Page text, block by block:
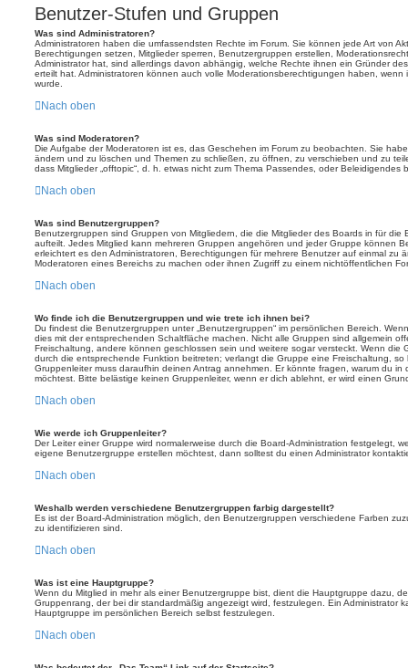
Benutzer-Stufen und Gruppen
Was sind Administratoren?
Administratoren haben die umfassendsten Rechte im Forum. Sie können jede Art von
Berechtigungen setzen, Mitglieder sperren, Benutzergruppen erstellen,
Administrator hat, sind allerdings davon abhängig, welche Rechte ihnen ein Gründer
erteilt hat. Administratoren können auch volle Moderationsberechtigungen haben,
wurde.
Nach oben
Was sind Moderatoren?
Die Aufgabe der Moderatoren ist es, das Geschehen im Forum zu beobachten. Sie
ändern und zu löschen und Themen zu schließen, zu öffnen, zu verschieben und zu
dass Mitglieder „offtopic“, d. h. etwas nicht zum Thema Passendes, oder Beleidigendes
Nach oben
Was sind Benutzergruppen?
Benutzergruppen sind Gruppen von Mitgliedern, die die Mitglieder des Boards in für die
aufteilt. Jedes Mitglied kann mehreren Gruppen angehören und jeder Gruppe können
erleichtert es den Administratoren, Berechtigungen für mehrere Benutzer auf einmal zu
Moderatoren eines Bereichs zu machen oder ihnen Zugriff zu einem nichtöffentlichen
Nach oben
Wo finde ich die Benutzergruppen und wie trete ich ihnen bei?
Du findest die Benutzergruppen unter „Benutzergruppen“ im persönlichen Bereich.
dies mit der entsprechenden Schaltfläche machen. Nicht alle Gruppen sind allgemein
Freischaltung, andere können geschlossen sein und weitere sogar versteckt. Wenn die
durch die entsprechende Funktion beitreten; verlangt die Gruppe eine Freischaltung,
Gruppenleiter muss daraufhin deinen Antrag annehmen. Er könnte fragen, warum du in
möchtest. Bitte belästige keinen Gruppenleiter, wenn er dich ablehnt, er wird einen
Nach oben
Wie werde ich Gruppenleiter?
Der Leiter einer Gruppe wird normalerweise durch die Board-Administration festgelegt,
eigene Benutzergruppe erstellen möchtest, dann solltest du einen Administrator
Nach oben
Weshalb werden verschiedene Benutzergruppen farbig dargestellt?
Es ist der Board-Administration möglich, den Benutzergruppen verschiedene Farben
zu identifizieren sind.
Nach oben
Was ist eine Hauptgruppe?
Wenn du Mitglied in mehr als einer Benutzergruppe bist, dient die Hauptgruppe dazu,
Gruppenrang, der bei dir standardmäßig angezeigt wird, festzulegen. Ein Administrator
Hauptgruppe im persönlichen Bereich selbst festzulegen.
Nach oben